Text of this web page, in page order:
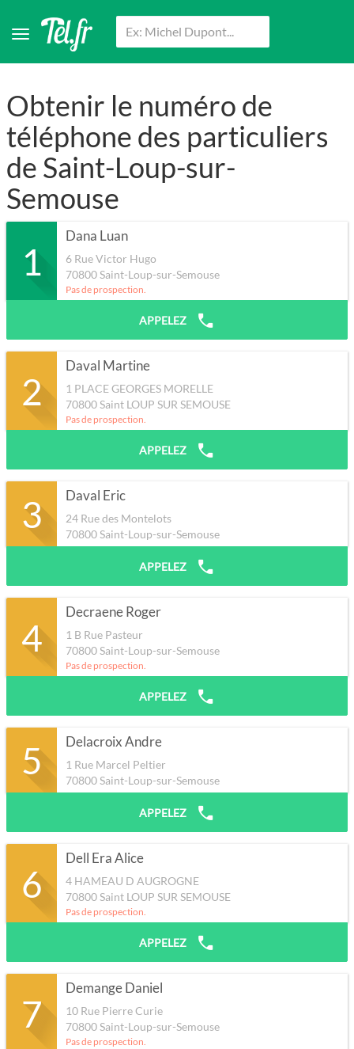
Obtenir le numéro de
téléphone des particuliers
de Saint-Loup-sur-
Semouse
1
Dana Luan
6 Rue Victor Hugo
70800Saint-Loup-sur-Semouse
Pas de prospection.
APPELEZ
2
Daval Martine
1 PLACE GEORGES MORELLE
70800Saint LOUP SUR SEMOUSE
Pas de prospection.
APPELEZ
3 Daval Eric
24 Rue des Montelots
70800Saint-Loup-sur-Semouse
APPELEZ
4
Decraene Roger
1 B Rue Pasteur
70800Saint-Loup-sur-Semouse
Pas de prospection.
APPELEZ
5 Delacroix Andre
1 Rue Marcel Peltier
70800Saint-Loup-sur-Semouse
APPELEZ
6
Dell Era Alice
4 HAMEAU D AUGROGNE
70800Saint LOUP SUR SEMOUSE
Pas de prospection.
APPELEZ
7
Demange Daniel
10 Rue Pierre Curie
70800Saint-Loup-sur-Semouse
Pas de prospection.